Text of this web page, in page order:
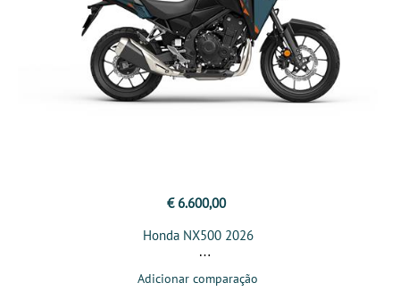
€ 6.600,00
Honda NX500 2026
Adicionar comparação